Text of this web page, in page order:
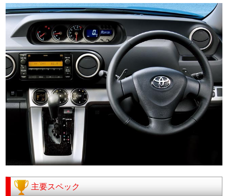
主要スペック